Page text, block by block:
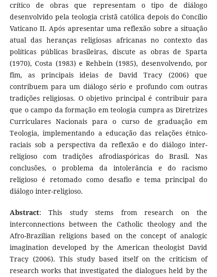
crítico de obras que representam o tipo de diálogo
desenvolvido pela teologia cristã católica depois do Concílio
Vaticano II. Após apresentar uma reflexão sobre a situação
atual das heranças religiosas africanas no contexto das
políticas públicas brasileiras, discute as obras de Sparta
(1970), Costa (1983) e Rehbein (1985), desenvolvendo, por
fim, as principais ideias de David Tracy (2006) que
contribuem para um diálogo sério e profundo com outras
tradições religiosas. O objetivo principal é contribuir para
que o campo da formação em teologia cumpra as Diretrizes
Curriculares Nacionais para o curso de graduação em
Teologia, implementando a educação das relações étnico-
raciais sob a perspectiva da reflexão e do diálogo inter-
religioso com tradições afrodiaspóricas do Brasil. Nas
conclusões, o problema da intolerância e do racismo
religioso é retomado como desafio e tema principal do
diálogo inter-religioso.
Abstract: This study stems from research on the
interconnections between the Catholic theology and the
Afro-Brazilian religions based on the concept of analogic
imagination developed by the American theologist David
Tracy (2006). This study based itself on the criticism of
research works that investigated the dialogues held by the